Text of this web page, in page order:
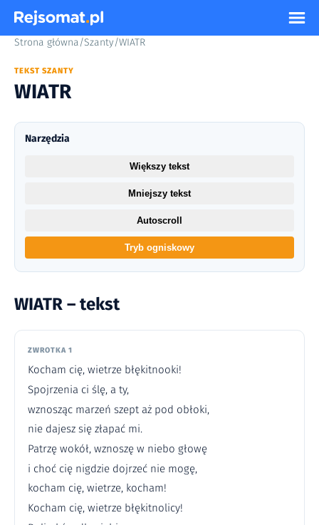
Strona główna/Szanty/WIATR
TEKST SZANTY
WIATR
WIATR – tekst
ZWROTKA 1
Kocham cię, wietrze błękitnooki!
Spojrzenia ci ślę, a ty,
wznosząc marzeń szept aż pod obłoki,
nie dajesz się złapać mi.
Patrzę wokół, wznoszę w niebo głowę
i choć cię nigdzie dojrzeć nie mogę,
kocham cię, wietrze, kocham!
Kocham cię, wietrze błękitnolicy!
Narzędzia
Większy tekst
Mniejszy tekst
Autoscroll
Tryb ogniskowy